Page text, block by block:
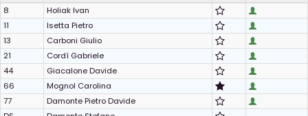
8
Holiak Ivan
11
Isetta Pietro
13
Carboni Giulio
21
Cordì Gabriele
44
Giacalone Davide
66
Mognol Carolina
77
Damonte Pietro Davide